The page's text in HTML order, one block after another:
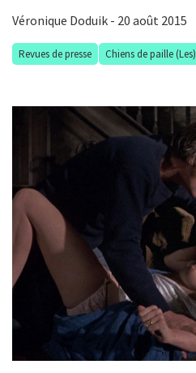
Véronique Doduik - 20 août 2015
Revues de presse Chiens de paille (Les)